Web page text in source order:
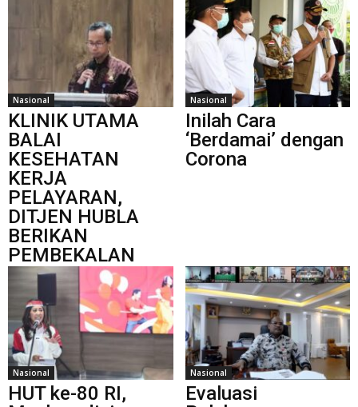
Nasional
KLINIK UTAMA
BALAI
KESEHATAN
KERJA
PELAYARAN,
DITJEN HUBLA
BERIKAN
PEMBEKALAN
Nasional
Inilah Cara
‘Berdamai’ dengan
Corona
Nasional
HUT ke-80 RI,
Nasional
Evaluasi